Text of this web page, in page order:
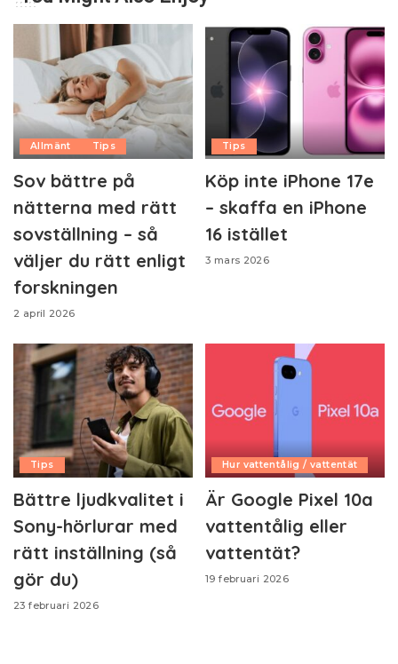
Allmänt Tips
Sov bättre på
nätterna med rätt
sovställning – så
väljer du rätt enligt
forskningen
2 april 2026
Tips
Köp inte iPhone 17e
– skaffa en iPhone
16 istället
3 mars 2026
Tips
Bättre ljudkvalitet i
Sony-hörlurar med
rätt inställning (så
gör du)
23 februari 2026
Hur vattentålig / vattentät
Är Google Pixel 10a
vattentålig eller
vattentät?
19 februari 2026